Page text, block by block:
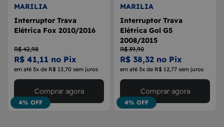
MARILIA
Interruptor Trava
Elétrica Fox 2010/2016
R$ 42,98
R$ 41,11 no Pix
em até 3x de R$ 13,70 sem juros
4% OFF
Comprar agora
MARILIA
Interruptor Trava
Elétrica Gol G5
2008/2015
R$ 39,90
R$ 38,32 no Pix
em até 3x de R$ 12,77 sem juros
4% OFF
Comprar agora